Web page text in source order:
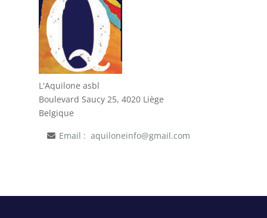
L'Aquilone asbl
Boulevard Saucy 25, 4020 Liège
Belgique
Email : aquiloneinfo@gmail.com